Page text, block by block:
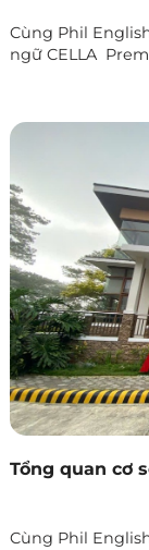
Cùng Phil
ngữ CELLA
Tổng quan cơ
Cùng Phil